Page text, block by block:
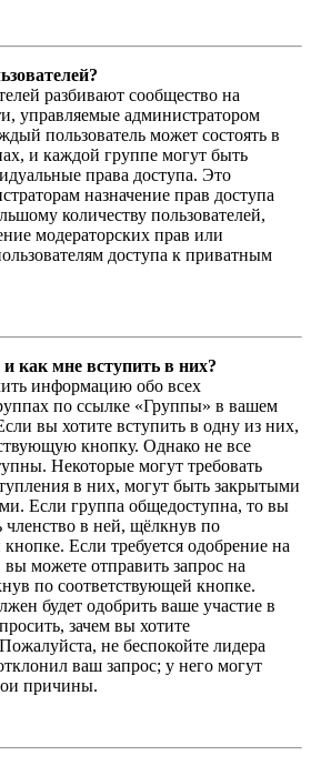
разбивают сообщество на
управляемые администратором
пользователь может состоять в
и каждой группе могут быть
права доступа. Это
назначение прав доступа
количеству пользователей,
модераторских прав или
доступа к приватным
как мне вступить в них?
информацию обо всех
по ссылке «Группы» в вашем
вы хотите вступить в одну из них,
кнопку. Однако не все
Некоторые могут требовать
в них, могут быть закрытыми
Если группа общедоступна, то вы
членство в ней, щёлкнув по
Если требуется одобрение на
вы можете отправить запрос на
по соответствующей кнопке.
будет одобрить ваше участие в
зачем вы хотите
не беспокойте лидера
ваш запрос; у него могут
причины.